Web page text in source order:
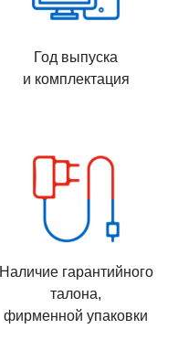
Год выпуска
и комплектация
Наличие гарантийного
талона,
фирменной упаковки